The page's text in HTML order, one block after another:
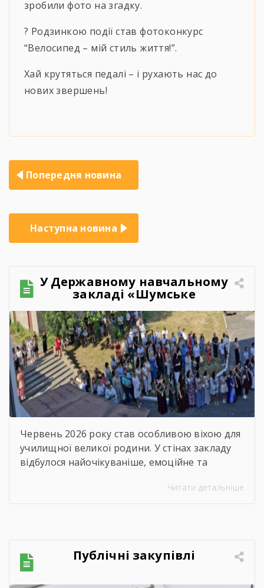
зробили фото на згадку.
? Родзинкою події став фотоконкурс
“Велосипед – мій стиль життя!”.
Хай крутяться педалі – і рухають нас до
нових звершень!
Навігація
записів
Попередня новина
Наступна новина
У Державному навчальному
закладі «Шумське
професійно-технічне
училище» відбувся
зворушливий випускний
захід – 2026
Червень 2026 року став особливою віхою для
училищної великої родини. У стінах закладу
відбулося найочікуваніше, емоційне та
Цього дня ми офіційно провели у доросле
своєї мети. Урочиста подія розпочалася з
хвилини мовчання. Схиливши голови, […]
Читати детальніше
Публічні закупівлі